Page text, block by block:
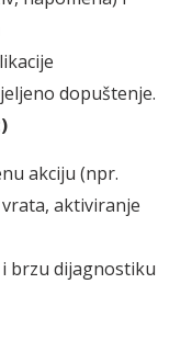
dopuštenje.
akciju (npr.
aktiviranje
brzu dijagnostiku